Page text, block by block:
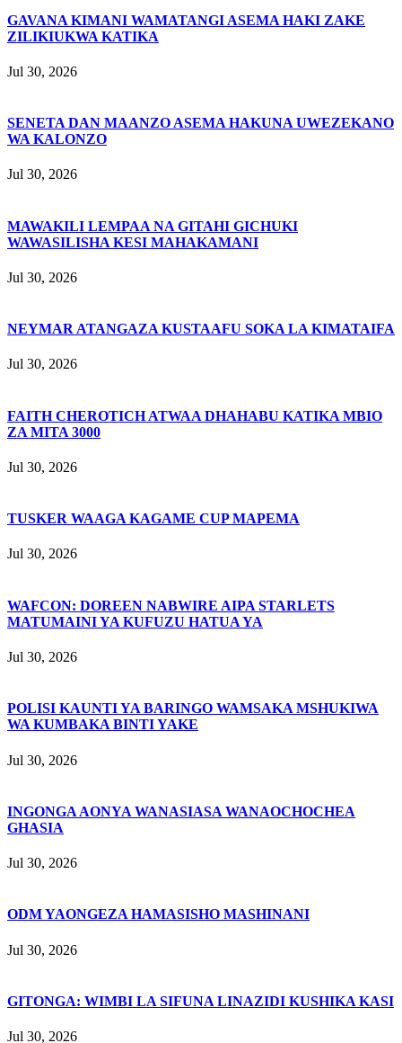
GAVANA KIMANI WAMATANGI ASEMA HAKI ZAKE
ZILIKIUKWA KATIKA
Jul 30, 2026
SENETA DAN MAANZO ASEMA HAKUNA UWEZEKANO
WA KALONZO
Jul 30, 2026
MAWAKILI LEMPAA NA GITAHI GICHUKI
WAWASILISHA KESI MAHAKAMANI
Jul 30, 2026
NEYMAR ATANGAZA KUSTAAFU SOKA LA KIMATAIFA
Jul 30, 2026
FAITH CHEROTICH ATWAA DHAHABU KATIKA MBIO
ZA MITA 3000
Jul 30, 2026
TUSKER WAAGA KAGAME CUP MAPEMA
Jul 30, 2026
WAFCON: DOREEN NABWIRE AIPA STARLETS
MATUMAINI YA KUFUZU HATUA YA
Jul 30, 2026
POLISI KAUNTI YA BARINGO WAMSAKA MSHUKIWA
WA KUMBAKA BINTI YAKE
Jul 30, 2026
INGONGA AONYA WANASIASA WANAOCHOCHEA
GHASIA
Jul 30, 2026
ODM YAONGEZA HAMASISHO MASHINANI
Jul 30, 2026
GITONGA: WIMBI LA SIFUNA LINAZIDI KUSHIKA KASI
Jul 30, 2026